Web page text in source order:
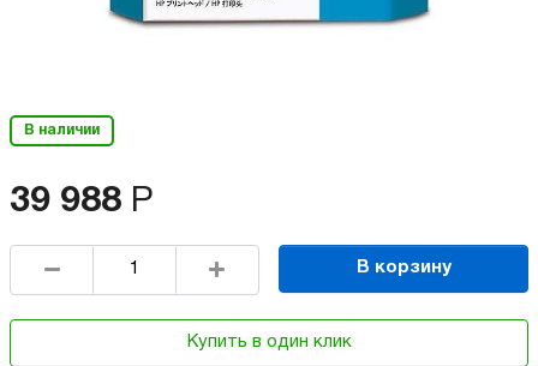
В наличии
39 988 Р
В корзину
Купить в один клик